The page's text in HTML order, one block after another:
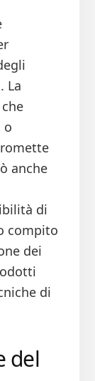
La
o
anche
di
compito
dei
di
del